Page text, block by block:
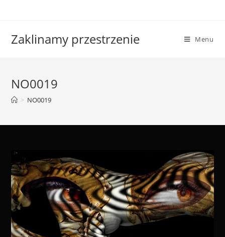
Zaklinamy przestrzenie Menu
NO0019
> NO0019